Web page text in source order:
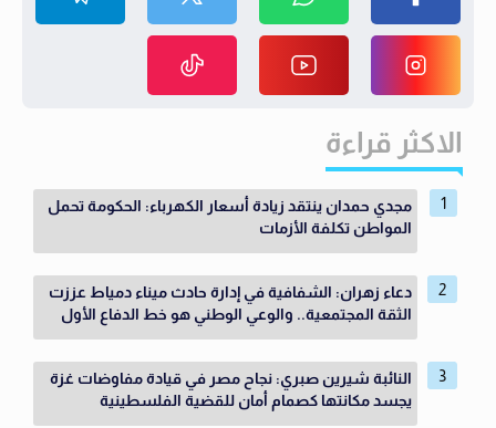
الاكثر قراءة
مجدي حمدان ينتقد زيادة أسعار الكهرباء: الحكومة تحمل
المواطن تكلفة الأزمات
دعاء زهران: الشفافية في إدارة حادث ميناء دمياط عززت
الثقة المجتمعية.. والوعي الوطني هو خط الدفاع الأول
النائبة شيرين صبري: نجاح مصر في قيادة مفاوضات غزة
يجسد مكانتها كصمام أمان للقضية الفلسطينية